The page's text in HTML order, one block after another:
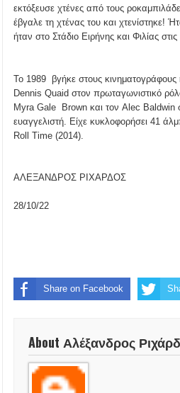
εκτόξευσε χτένες από τους
έβγαλε τη χτένας του και χτενίστηκε!
ήταν στο Στάδιο Ειρήνης και Φιλίας
To 1989 βγήκε στους
Dennis Quaid στον πρωταγωνιστικό
Myra Gale Brown και τον Alec Baldwin
ευαγγελιστή. Είχε κυκλοφορήσει 41
Roll Time (2014).
ΑΛΕΞΑΝΔΡΟΣ ΡΙΧΑΡΔΟΣ
28/10/22
Share on Facebook
About Αλέξανδρος